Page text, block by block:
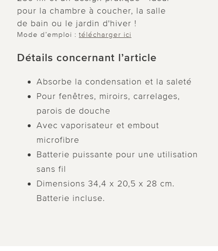
pour la chambre à coucher, la salle
de bain ou le jardin d'hiver !
Mode d’emploi : télécharger ici
Détails concernant l’article
Absorbe la condensation et la saleté
Pour fenêtres, miroirs, carrelages,
parois de douche
Avec vaporisateur et embout
microfibre
Batterie puissante pour une utilisation
sans fil
Dimensions 34,4 x 20,5 x 28 cm.
Batterie incluse.